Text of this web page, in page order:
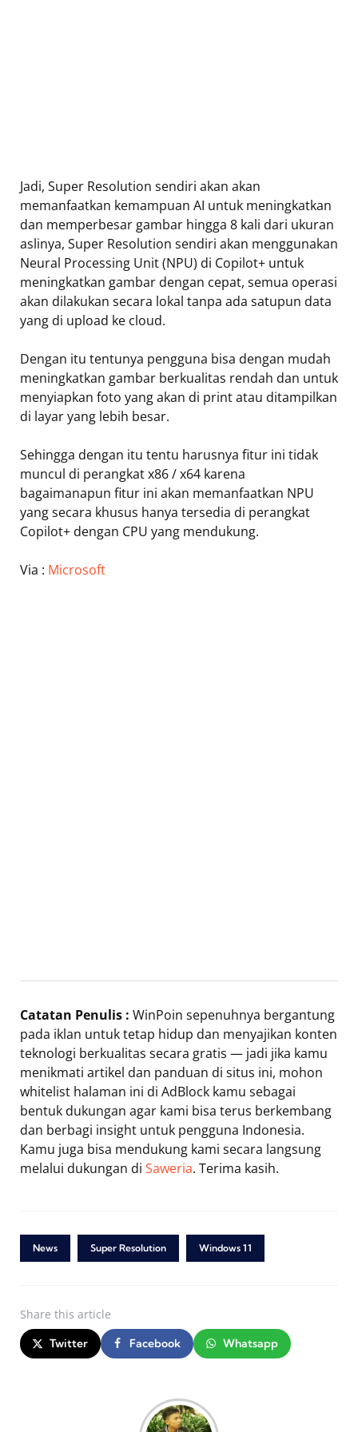
Jadi, Super Resolution sendiri akan akan
memanfaatkan kemampuan AI untuk meningkatkan
dan memperbesar gambar hingga 8 kali dari ukuran
aslinya, Super Resolution sendiri akan menggunakan
Neural Processing Unit (NPU) di Copilot+ untuk
meningkatkan gambar dengan cepat, semua operasi
akan dilakukan secara lokal tanpa ada satupun data
yang di upload ke cloud.
Dengan itu tentunya pengguna bisa dengan mudah
meningkatkan gambar berkualitas rendah dan untuk
menyiapkan foto yang akan di print atau ditampilkan
di layar yang lebih besar.
Sehingga dengan itu tentu harusnya fitur ini tidak
muncul di perangkat x86 / x64 karena
bagaimanapun fitur ini akan memanfaatkan NPU
yang secara khusus hanya tersedia di perangkat
Copilot+ dengan CPU yang mendukung.
Via : Microsoft
Catatan Penulis : WinPoin sepenuhnya bergantung
pada iklan untuk tetap hidup dan menyajikan konten
teknologi berkualitas secara gratis — jadi jika kamu
menikmati artikel dan panduan di situs ini, mohon
whitelist halaman ini di AdBlock kamu sebagai
bentuk dukungan agar kami bisa terus berkembang
dan berbagi insight untuk pengguna Indonesia.
Kamu juga bisa mendukung kami secara langsung
melalui dukungan di Saweria. Terima kasih.
News Super Resolution Windows 11
Share this article
Twitter Facebook Whatsapp